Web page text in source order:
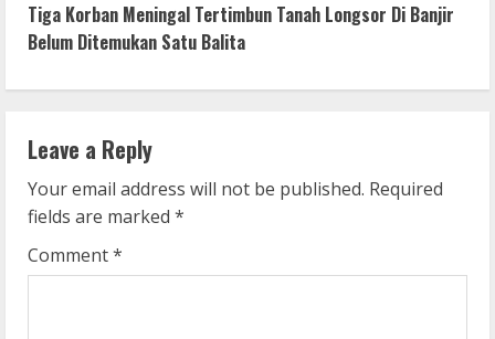
t
i
n
u
e
R
Tiga Korban Meningal Tertimbun Tanah Longsor Di Banjir
Belum Ditemukan Satu Balita
Leave a Reply
Your email address will not be published. Required
fields are marked *
Comment*